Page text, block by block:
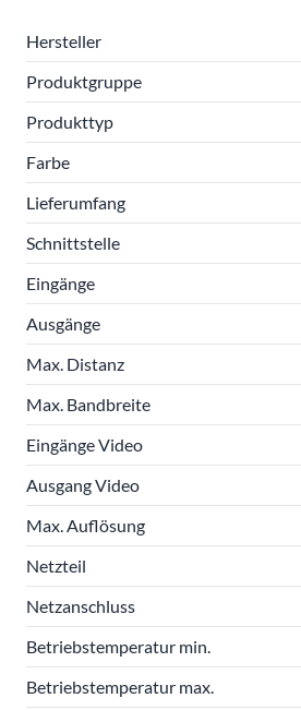
Hersteller
Produktgruppe
Produkttyp
Farbe
Lieferumfang
Schnittstelle
Eingänge
Ausgänge
Max. Distanz
Max. Bandbreite
Eingänge Video
Ausgang Video
Max. Auflösung
Netzteil
Netzanschluss
Betriebstemperatur min.
Betriebstemperatur max.